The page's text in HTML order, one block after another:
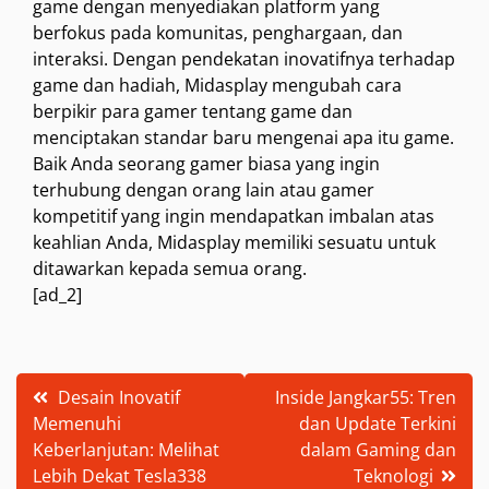
game dengan menyediakan platform yang
berfokus pada komunitas, penghargaan, dan
interaksi. Dengan pendekatan inovatifnya terhadap
game dan hadiah, Midasplay mengubah cara
berpikir para gamer tentang game dan
menciptakan standar baru mengenai apa itu game.
Baik Anda seorang gamer biasa yang ingin
terhubung dengan orang lain atau gamer
kompetitif yang ingin mendapatkan imbalan atas
keahlian Anda, Midasplay memiliki sesuatu untuk
ditawarkan kepada semua orang.
[ad_2]
Post
navigation
Desain Inovatif
Memenuhi
Keberlanjutan: Melihat
Lebih Dekat Tesla338
Inside Jangkar55: Tren
dan Update Terkini
dalam Gaming dan
Teknologi